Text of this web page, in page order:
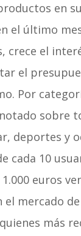
en
el último
crece el
el
Por
sobre
deportes y
cada 10
euros
mercado
más